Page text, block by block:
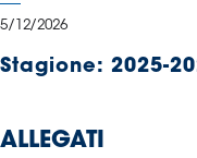
B
del
5/12/2026
Stagione: 2025-
ALLEGATI